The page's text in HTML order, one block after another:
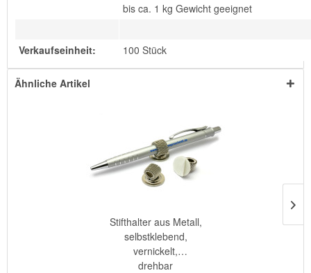
bis ca. 1 kg Gewicht geeignet
Verkaufseinheit: 100 Stück
Ähnliche Artikel
Stifthalter aus Metall,
selbstklebend,
vernickelt,
drehbar